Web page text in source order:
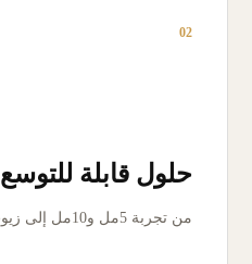
02
حلول قابلة للتوسع
من تجربة 5مل و10مل إلى زيوت 1 لتر وأجهزة التعطير.